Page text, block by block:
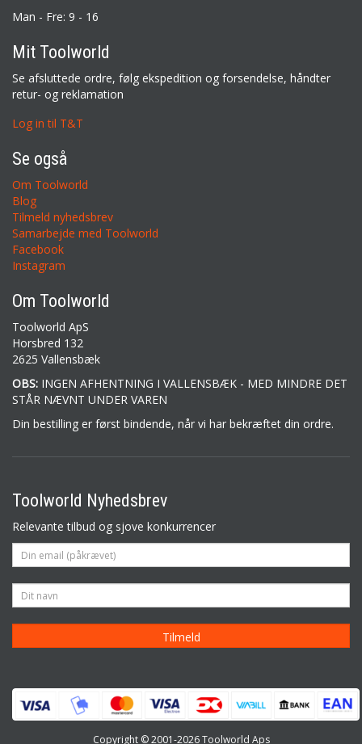
Man - Fre: 9 - 16
Mit Toolworld
Se afsluttede ordre, følg ekspedition og forsendelse, håndter
retur- og reklamation
Log in til T&T
Se også
Om Toolworld
Blog
Tilmeld nyhedsbrev
Samarbejde med Toolworld
Facebook
Instagram
Om Toolworld
Toolworld ApS
Horsbred 132
2625 Vallensbæk
OBS: INGEN AFHENTNING I VALLENSBÆK - MED MINDRE DET
STÅR NÆVNT UNDER VAREN
Din bestilling er først bindende, når vi har bekræftet din ordre.
Toolworld Nyhedsbrev
Relevante tilbud og sjove konkurrencer
Copyright © 2001-2026 Toolworld Aps